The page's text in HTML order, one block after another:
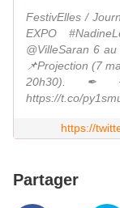
FestivElles /
EXPO
@VilleSaran 6
📌Projection (7
20h30). ✒
https://t.co/
https://
Partager